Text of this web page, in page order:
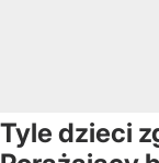
Tyle dzieci